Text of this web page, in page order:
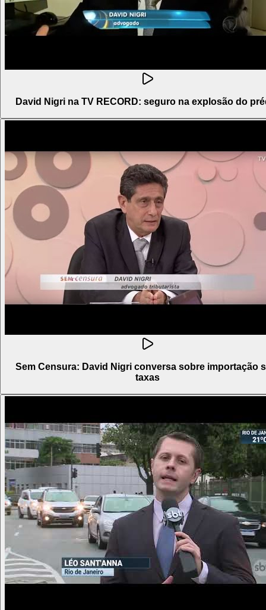
David Nigri na TV RECORD: seguro na explosão do
Sem Censura: David Nigri conversa sobre importação
taxas